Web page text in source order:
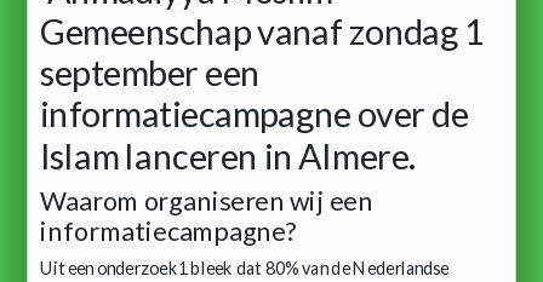
Gemeenschap vanaf zondag 1
september een
informatiecampagne over de
Islam lanceren in Almere.
Waarom organiseren wij een
informatiecampagne?
Uit een onderzoek1 bleek dat 80% van de Nederlandse